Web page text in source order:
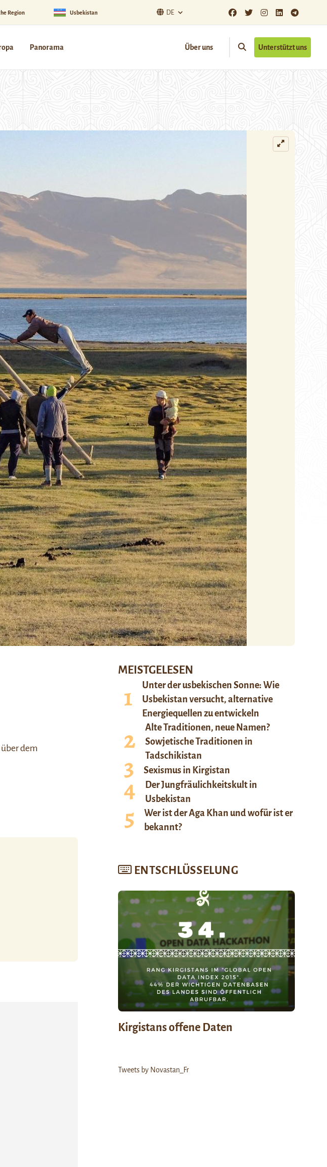
Region Usbekistan DE
Panorama Über uns Unterstützt uns
dem
MEISTGELESEN
Unter der usbekischen Sonne: Wie
Usbekistan versucht, alternative
Energiequellen zu entwickeln
Alte Traditionen, neue Namen?
Sowjetische Traditionen in
Tadschikistan
Sexismus in Kirgistan
Der Jungfräulichkeitskult in
Usbekistan
Wer ist der Aga Khan und wofür ist er
bekannt?
ENTSCHLÜSSELUNG
Kirgistans offene Daten
Tweets by Novastan_Fr